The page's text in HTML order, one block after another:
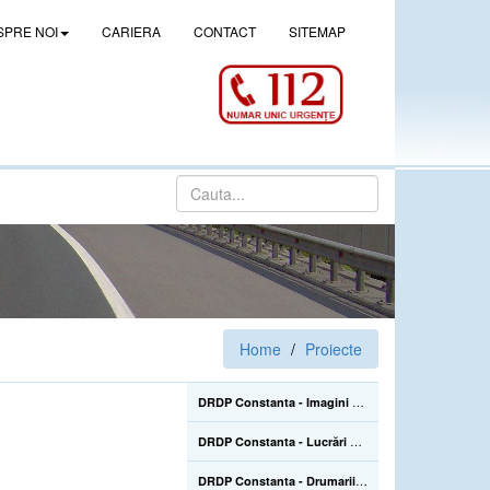
NOI CARIERA CONTACT SITEMAP
Home Proiecte
DRDP Constanta - Imagini de la lucrarile de construire a pasajului denivelat superior de la Drajna (CL), de pe DN 21, km 105+500 - 02.06.2022
DRDP Constanta - Lucrări de reparații la Podul Mangalia, pe drumul național DN 39, km 45+223-45+464 - 22.07.2020
DRDP Constanta - Drumarii Secției Autostrăzi se află pe Autostrada A2, unde efectuează în continuare înlocuirea parapetelor metalice avariate în urma accidentelor rutiere care sunt mai numeroase în sezonul estival - 22.07.2020